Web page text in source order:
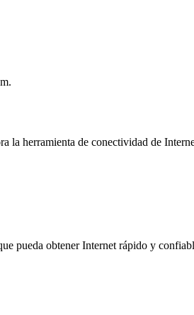
la herramienta de conectividad de
pueda obtener Internet rápido y